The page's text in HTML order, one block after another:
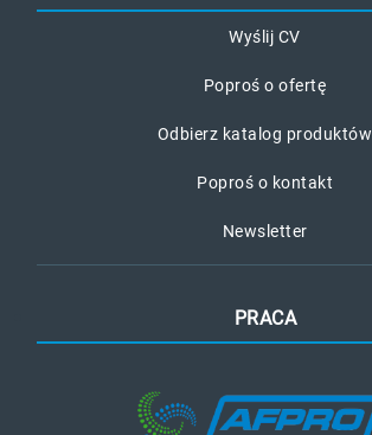
Wyślij CV
Poproś o ofertę
Odbierz katalog produktów
Poproś o kontakt
Newsletter
PRACA